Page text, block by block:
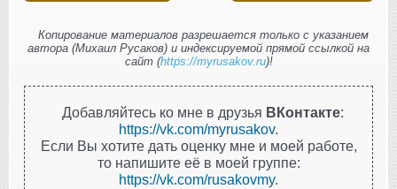
Копирование материалов разрешается только с указанием
автора (Михаил Русаков) и индексируемой прямой ссылкой на
сайт (https://myrusakov.ru)!
Добавляйтесь ко мне в друзья ВКонтакте:
https://vk.com/myrusakov.
Если Вы хотите дать оценку мне и моей работе,
то напишите её в моей группе:
https://vk.com/rusakovmy.